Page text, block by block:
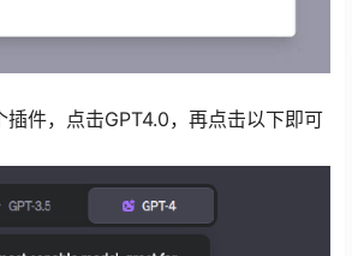
插件，点击GPT4.0，再点击以下即可